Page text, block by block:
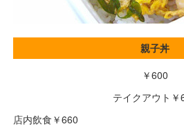
親子丼
￥600
テイクアウト￥
店内飲食￥660